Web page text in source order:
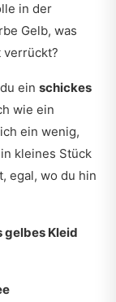
in der
Gelb, was
verrückt?
ein schickes
wie ein
ein wenig,
kleines Stück
egal, wo du hin
gelbes Kleid